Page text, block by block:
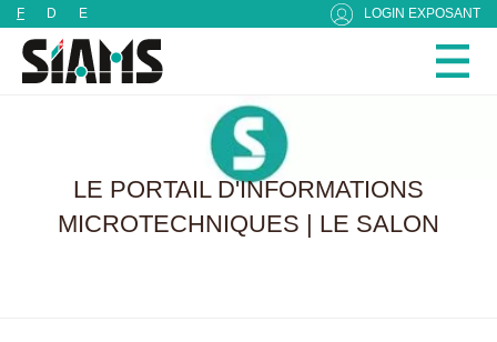
F D E LOGIN EXPOSANT
LE PORTAIL D'INFORMATIONS
MICROTECHNIQUES | LE SALON
Panneau de gestion des cookies